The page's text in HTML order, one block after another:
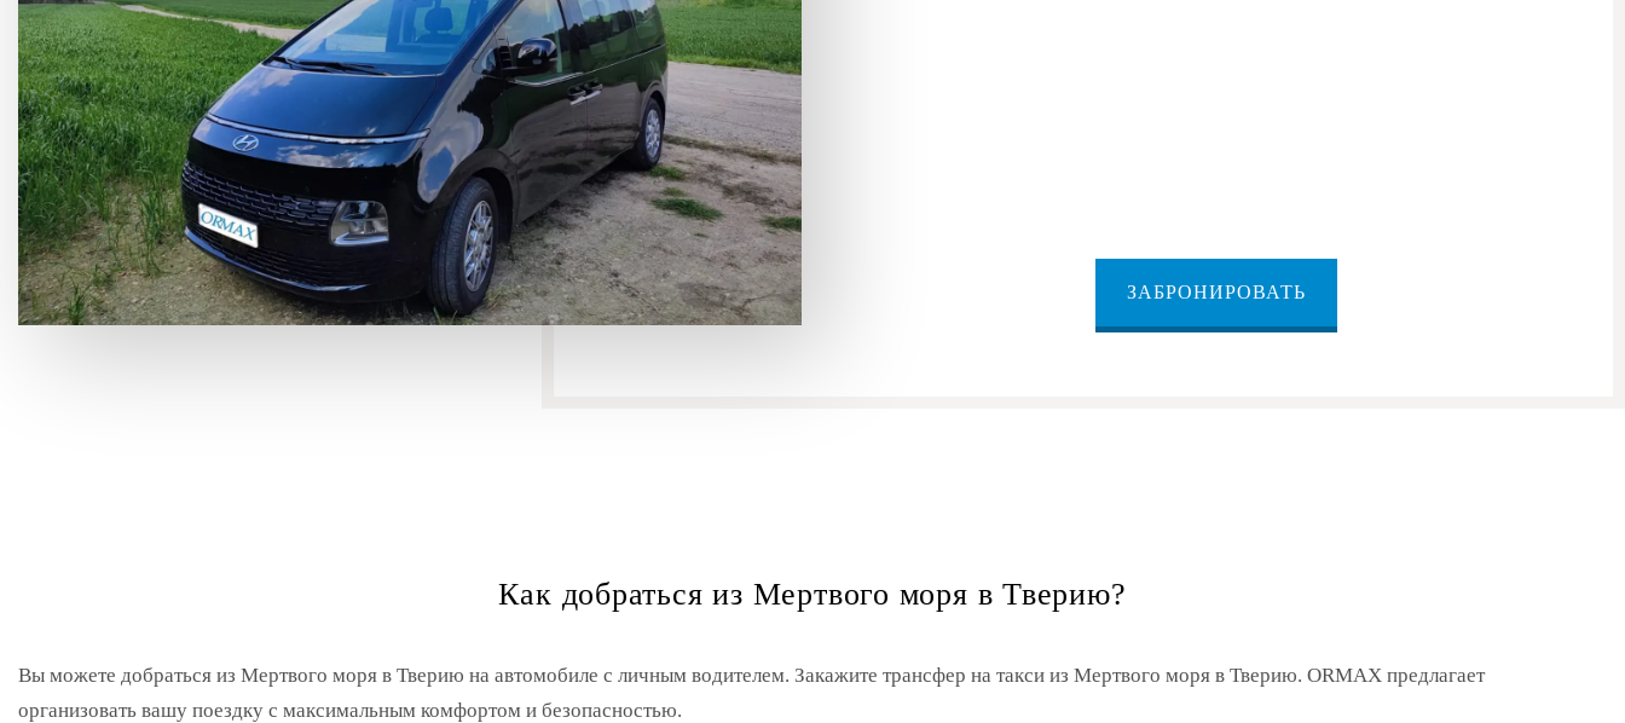
ЗАБРОНИРОВАТЬ
Как добраться из Мертвого моря в Тверию?
Вы можете добраться из Мертвого моря в Тверию на автомобиле с личным водителем. Закажите трансфер на такси из Мертвого моря в Тверию. ORMAX предлагает
организовать вашу поездку с максимальным комфортом и безопасностью.